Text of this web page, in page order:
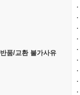
반품/교환 불가사유